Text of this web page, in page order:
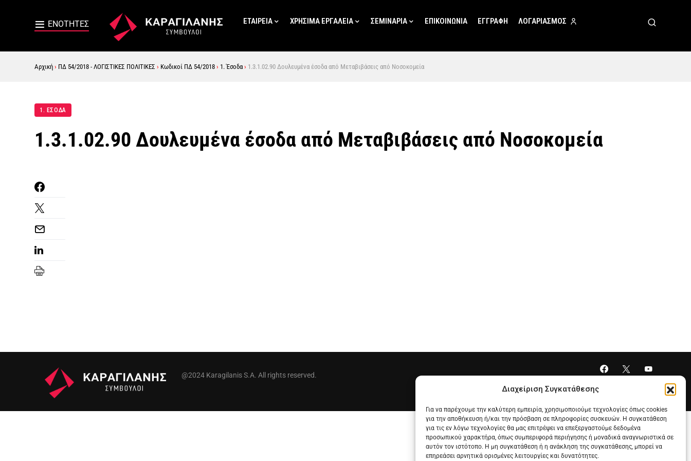
Διαχείριση Συγκατάθεσης
Για να παρέχουμε την καλύτερη εμπειρία, χρησιμοποιούμε τεχνολογίες όπως cookies
για την αποθήκευση ή/και την πρόσβαση σε πληροφορίες συσκευών. Η συγκατάθεση
για τις εν λόγω τεχνολογίες θα μας επιτρέψει να επεξεργαστούμε δεδομένα
προσωπικού χαρακτήρα, όπως συμπεριφορά περιήγησης ή μοναδικά αναγνωριστικά σε
αυτόν τον ιστότοπο. Η μη συγκατάθεση ή η ανάκληση της συγκατάθεσης, μπορεί να
επηρεάσει αρνητικά ορισμένες λειτουργίες και δυνατότητες.
ΕΤΑΙΡΕΙΑ ΧΡΗΣΙΜΑ ΕΡΓΑΛΕΙΑ ΣΕΜΙΝΑΡΙΑ ΕΠΙΚΟΙΝΩΝΙΑ ΕΓΓΡΑΦΗ ΛΟΓΑΡΙΑΣΜΟΣ
Αρχική › ΠΔ 54/2018 - ΛΟΓΙΣΤΙΚΕΣ ΠΟΛΙΤΙΚΕΣ › Κωδικοί ΠΔ 54/2018 › 1. Έσοδα › 1.3.1.02.90 Δουλευμένα έσοδα από Μεταβιβάσεις από Νοσοκομεία
1. ΕΣΟΔΑ
1.3.1.02.90 Δουλευμένα έσοδα από Μεταβιβάσεις από Νοσοκομεία
@2024 Karagilanis S.A. All rights reserved.